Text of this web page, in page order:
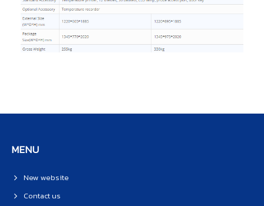
MENU
New website
Contact us